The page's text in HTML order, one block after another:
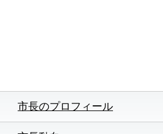
市長のプロフィール